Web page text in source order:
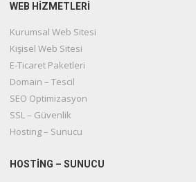
WEB HIZMETLERI
Kurumsal Web Sitesi
Kişisel Web Sitesi
E-Ticaret Paketleri
Domain – Tescil
SEO Optimizasyon
SSL – Güvenlik
Hosting – Sunucu
HOSTİNG – SUNUCU